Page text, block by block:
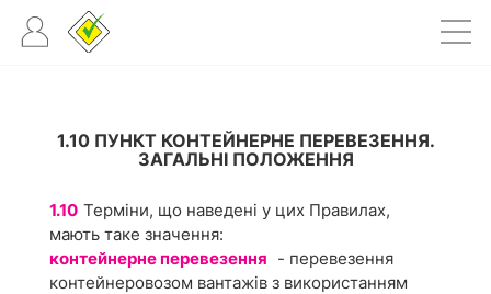
1.10 ПУНКТ КОНТЕЙНЕРНЕ ПЕРЕВЕЗЕННЯ.
ЗАГАЛЬНІ ПОЛОЖЕННЯ
1.10 Терміни, що наведені у цих Правилах,
мають таке значення:
контейнерне перевезення - перевезення
контейнеровозом вантажів з використанням